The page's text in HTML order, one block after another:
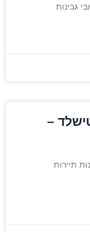
גבינות
–
תיירות